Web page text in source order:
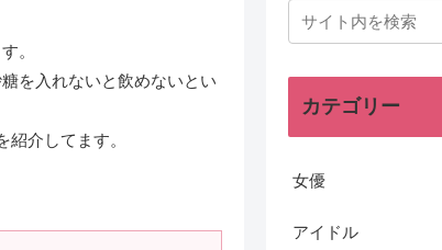
。
を入れないと飲めないとい
介してます。
カテゴリー
女優
アイドル